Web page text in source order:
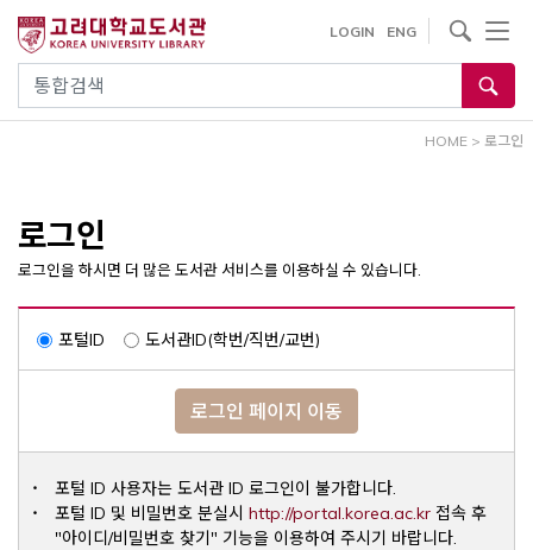
건
통합검색
LOGIN ENG
사이트내 검색
HOME > 로그인
로그인
로그인을 하시면 더 많은 도서관 서비스를 이용하실 수 있습니다.
포털ID 도서관ID(학번/직번/교번)
로그인 페이지 이동
포털 ID 사용자는 도서관 ID 로그인이 불가합니다.
포털 ID 및 비밀번호 분실시 http://portal.korea.ac.krOpens a
접속 후
"아이디/비밀번호 찾기" 기능을 이용하여 주시기 바랍니다.